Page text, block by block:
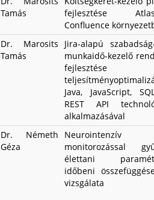
Tamás
fejlesztése
Confluence
Dr. Marosits
Tamás
Jira-alapú
munkaidő-kezelő
fejlesztése
Java, JavaScript,
REST API
alkalmazásával
Dr. Németh
Géza
Neurointenzív
monitorozással
élettani
időbeni
vizsgálata